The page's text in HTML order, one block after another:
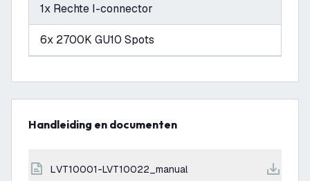
1x Rechte I-connector
6x 2700K GU10 Spots
Handleiding en documenten
LVT10001-LVT10022_manual